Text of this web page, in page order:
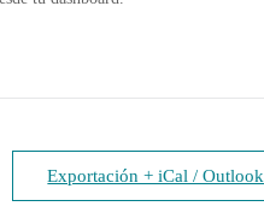
Exportación + iCal / Outlook